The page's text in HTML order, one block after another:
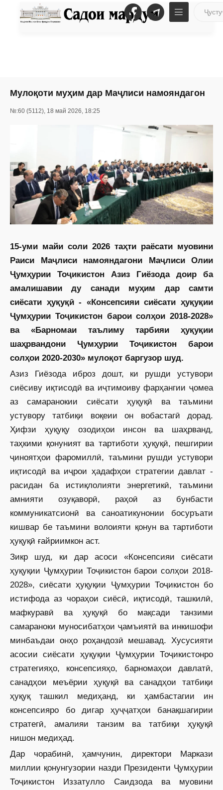
Мулоқоти муҳим дар Маҷлиси намояндагон
№:60 (5112), 18 май 2026, 18:25
15-уми майи соли 2026 таҳти раёсати муовини
Раиси Маҷлиси намояндагони Маҷлиси Олии
Ҷумҳурии Тоҷикистон Азиз Гиёзода доир ба
амалишавии ду санади муҳим дар самти
сиёсати ҳуқуқӣ - «Консепсияи сиёсати ҳуқуқии
Ҷумҳурии Тоҷикистон барои солҳои 2018-2028»
ва «Барномаи таълиму тарбияи ҳуқуқии
шаҳрвандони Ҷумҳурии Тоҷикистон барои
солҳои 2020-2030» мулоқот баргузор шуд.
Азиз Гиёзода иброз дошт, ки рушди устувори
сиёсиву иқтисодӣ ва иҷтимоиву фарҳангии ҷомеа
аз самаранокии сиёсати ҳуқуқӣ ва таъмини
устувору татбиқи воқеии он вобастагӣ дорад.
Ҳифзи ҳуқуқу озодиҳои инсон ва шаҳрванд,
таҳкими қонуният ва тартиботи ҳуқуқӣ, пешгирии
ҷиноятҳои фаромиллӣ, таъмини рушди устувори
иқтисодӣ ва иҷрои ҳадафҳои стратегии давлат -
расидан ба истиқлолияти энергетикӣ, таъмини
амнияти озуқаворӣ, раҳоӣ аз бунбасти
коммуникатсионӣ ва саноатикунонии босуръати
кишвар бе таъмини волоияти қонун ва тартиботи
ҳуқуқӣ ғайриимкон аст.
Зикр шуд, ки дар асоси «Консепсияи сиёсати
ҳуқуқии Ҷумҳурии Тоҷикис­тон барои солҳои 2018-
2028», сиё­сати ҳуқуқии Ҷумҳурии Тоҷикистон бо
истифода аз чораҳои сиёсӣ, иқтисодӣ, ташкилӣ,
мафкуравӣ ва ҳуқуқӣ бо мақсади танзими
самараноки муносибатҳои ҷамъиятӣ ва инкишофи
минбаъдаи онҳо роҳандозӣ мешавад. Хусусияти
асосии сиёсати ҳуқуқии Ҷумҳурии Тоҷикистонро
стратегияҳо, консепсияҳо, барномаҳои давлатӣ,
санадҳои меъёрии ҳуқуқӣ ва санадҳои татбиқи
ҳуқуқ ташкил медиҳанд, ки ҳамбастагии ин
консепсияро бо дигар ҳуҷҷатҳои банақшагирии
стратегӣ, амалияи танзим ва татбиқи ҳуқуқӣ
нишон медиҳад.
Дар чорабинӣ, ҳамчунин, директори Маркази
миллии қонунгузории назди Президенти Ҷумҳурии
Тоҷикистон Иззатулло Саидзода ва муовини